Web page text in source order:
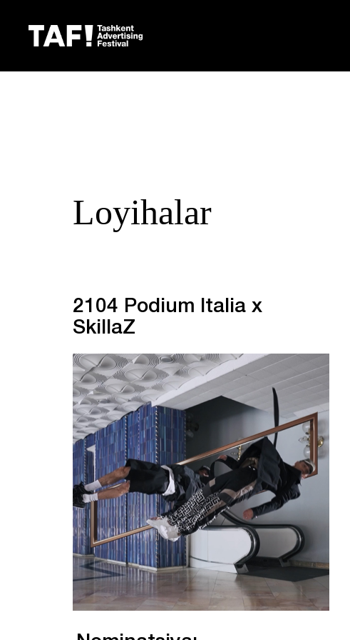
Loyihalar
2104 Podium Italia x
SkillaZ